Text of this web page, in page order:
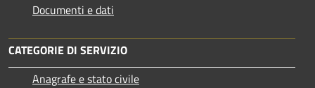
Documenti e dati
CATEGORIE DI SERVIZIO
Anagrafe e stato civile